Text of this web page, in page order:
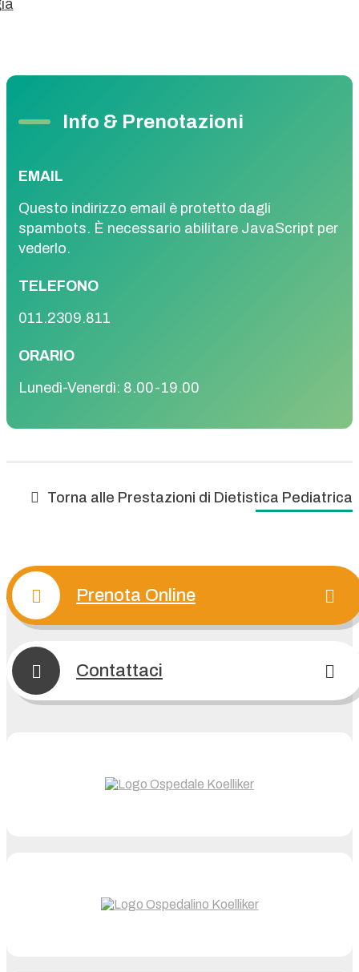
Info & Prenotazioni
EMAIL
Questo indirizzo email è protetto dagli
spambots. È necessario abilitare JavaScript per
vederlo.
TELEFONO
011.2309.811
ORARIO
Lunedì-Venerdì: 8.00-19.00
Torna alle Prestazioni di Dietistica Pediatrica
Prenota Online
Contattaci